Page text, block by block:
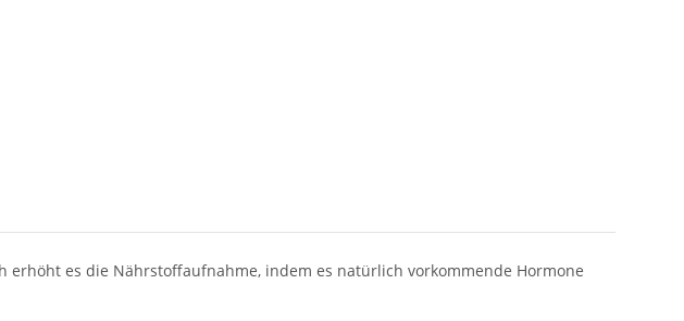
erhöht es die Nährstoffaufnahme, indem es natürlich vorkommende Hormone